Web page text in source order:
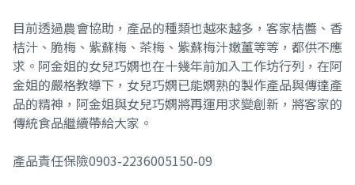
目前透過農會協助，產品的種類也越來越多，客家桔醬、香
桔汁、脆梅、紫蘇梅、茶梅、紫蘇梅汁嫩薑等等，都供不應
求。阿金姐的女兒巧嫻也在十幾年前加入工作坊行列，在阿
金姐的嚴格教導下，女兒巧嫻已能嫻熟的製作產品與傳達產
品的精神，阿金姐與女兒巧嫻將再運用求變創新，將客家的
傳統食品繼續帶給大家。
產品責任保險0903-2236005150-09